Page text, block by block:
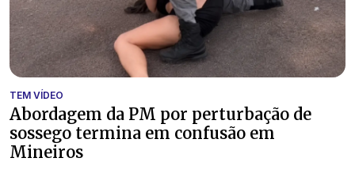
TEM VÍDEO
Abordagem da PM por perturbação de
sossego termina em confusão em
Mineiros